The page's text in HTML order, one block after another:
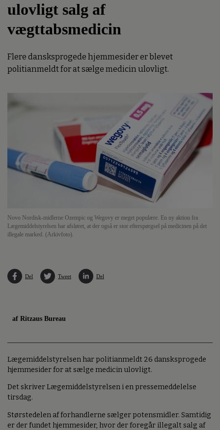
ulovligt salg af
vægttabsmedicin
Flere dansksprogede hjemmesider er blevet
politianmeldt for at sælge medicin ulovligt.
Novo Nordisk-midlerne Ozempic og Wegovy er meget populære. En ny aktion fra
Lægemiddelstyrelsen har afsløret, at der også er stor efterspørgsel på medicinen på det
illegale marked. (Arkivfoto).
Del Tweet Del
af Ritzaus Bureau
Lægemiddelstyrelsen har politianmeldt 26 dansksprogede
hjemmesider for at sælge medicin ulovligt.
Det skriver Lægemiddelstyrelsen i en pressemeddelelse
tirsdag.
Størstedelen af forhandlerne sælger potensmidler. Samtidig
er der fundet hjemmesider, hvor der foregår illegalt salg af